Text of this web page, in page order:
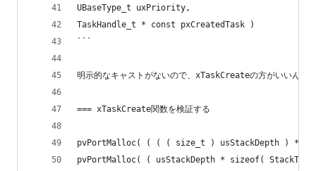
UBaseType_t uxPriority,
TaskHandle_t * const pxCreatedTask )
```
明示的なキャストがないので、xTaskCreateの方がいいんで
=== xTaskCreate関数を検証する
pvPortMalloc( ( ( ( size_t ) usStackDepth ) *
pvPortMalloc( ( usStackDepth * sizeof(